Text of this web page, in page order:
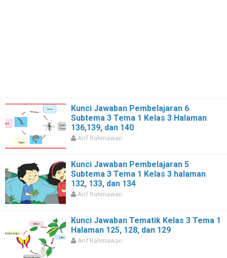
Kunci Jawaban Pembelajaran 6
Subtema 3 Tema 1 Kelas 3 Halaman
136,139, dan 140
Arif Rahmawan
Kunci Jawaban Pembelajaran 5
Subtema 3 Tema 1 Kelas 3 halaman
132, 133, dan 134
Arif Rahmawan
Kunci Jawaban Tematik Kelas 3 Tema 1
Halaman 125, 128, dan 129
Arif Rahmawan